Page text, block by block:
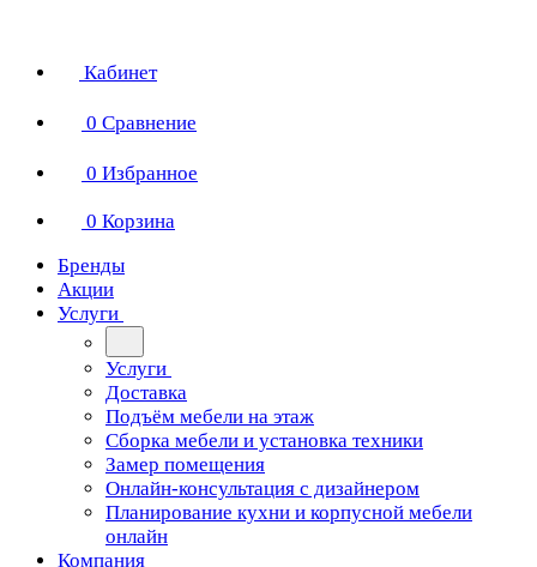
Кабинет
0 Сравнение
0 Избранное
0 Корзина
Бренды
Акции
Услуги
Услуги
Доставка
Подъём мебели на этаж
Сборка мебели и установка техники
Замер помещения
Онлайн-консультация с дизайнером
Планирование кухни и корпусной мебели
онлайн
Компания